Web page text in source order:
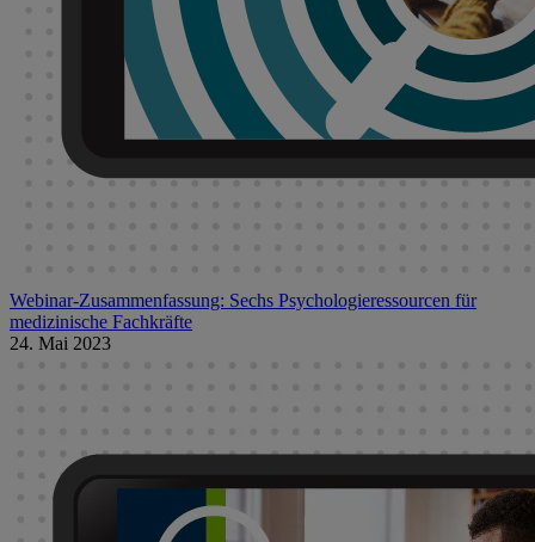
Webinar-Zusammenfassung: Sechs Psychologieressourcen für
medizinische Fachkräfte
24. Mai 2023